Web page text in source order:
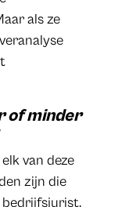
als ze
of minder
van deze
zijn die